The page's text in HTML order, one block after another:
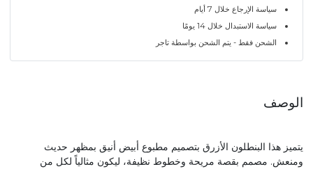
سياسة الإرجاع خلال 7 أيام
سياسة الاستبدال خلال 14 يومًا
الشحن فقط - يتم الشحن بواسطة تاجر
الوصف
يتميز هذا البنطلون الأزرق بتصميم مطبوع أبيض أنيق بمظهر حديث
ومنعش. مصمم بقصة مريحة وخطوط نظيفة، ليكون مثالياً لكل من